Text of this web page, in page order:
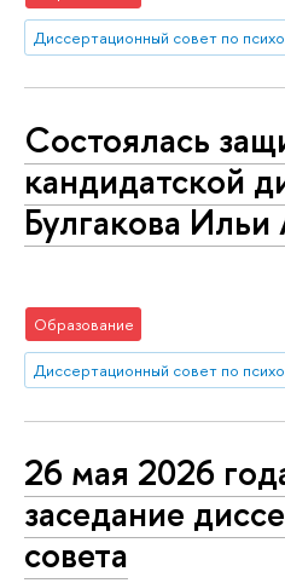
Диссертационный совет по
Состоялась
кандидатской
Булгакова
Образование
Диссертационный совет по
26 мая 2026
заседание
совета